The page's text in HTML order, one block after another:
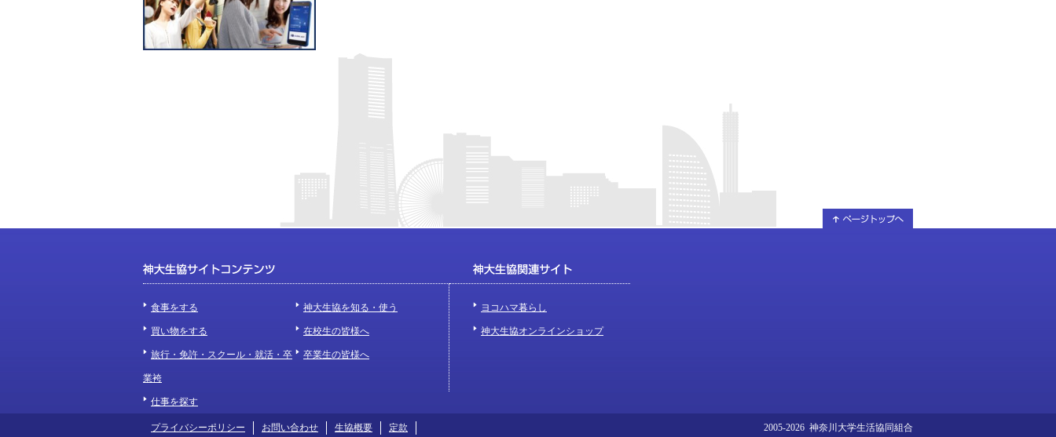
食事をする
買い物をする
旅行・免許・スクール・就活・卒
業袴
仕事を探す
神大生協を知る・使う
在校生の皆様へ
卒業生の皆様へ
ヨコハマ暮らし
神大生協オンラインショップ
プライバシーポリシー お問い合わせ 生協概要 定款 2005-2026 神奈川大学生活協同組合